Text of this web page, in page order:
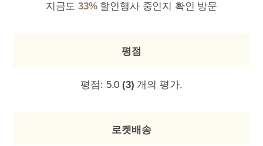
지금도33%할인행사 중인지 확인 방문
평점
평점: 5.0 (3) 개의 평가.
로켓배송